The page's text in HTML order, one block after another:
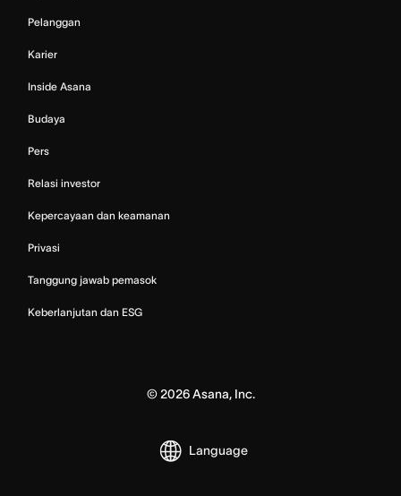
Pelanggan
Karier
Inside Asana
Budaya
Pers
Relasi investor
Kepercayaan dan keamanan
Privasi
Tanggung jawab pemasok
Keberlanjutan dan ESG
© 2026Asana, Inc.
Language